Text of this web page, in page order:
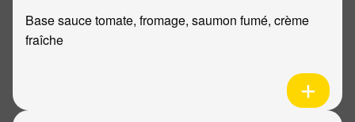
Base sauce tomate, fromage, saumon fumé, crème
fraîche